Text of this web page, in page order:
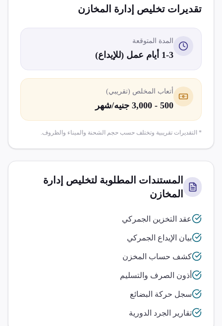
تقديرات تخليص إدارة المخازن
المدة المتوقعة
1-3 أيام عمل (للإيداع)
أتعاب المخلص (تقريبي)
500 - 3,000 جنيه/شهر
* التقديرات تقريبية وتختلف حسب حجم الشحنة والميناء والظروف.
المستندات المطلوبة لتخليص إدارة
المخازن
عقد التخزين الجمركي
بيان الإيداع الجمركي
كشف حساب المخزن
أذون الصرف والتسليم
سجل حركة البضائع
تقارير الجرد الدورية